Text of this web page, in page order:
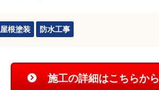
屋根塗装 防水工事
施工の詳細はこちらから